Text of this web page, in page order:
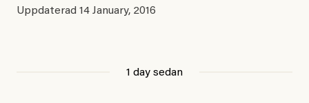
Uppdaterad 14 January, 2016
1 day sedan